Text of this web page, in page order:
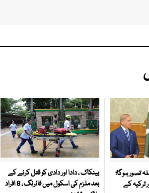
تصور ہوگا؛
ترکیہ کے
بینکاک ، دادا اور دادی کو قتل کرنے کے
بعد ملزم کی اسکول میں فائرنگ ، 8 افراد